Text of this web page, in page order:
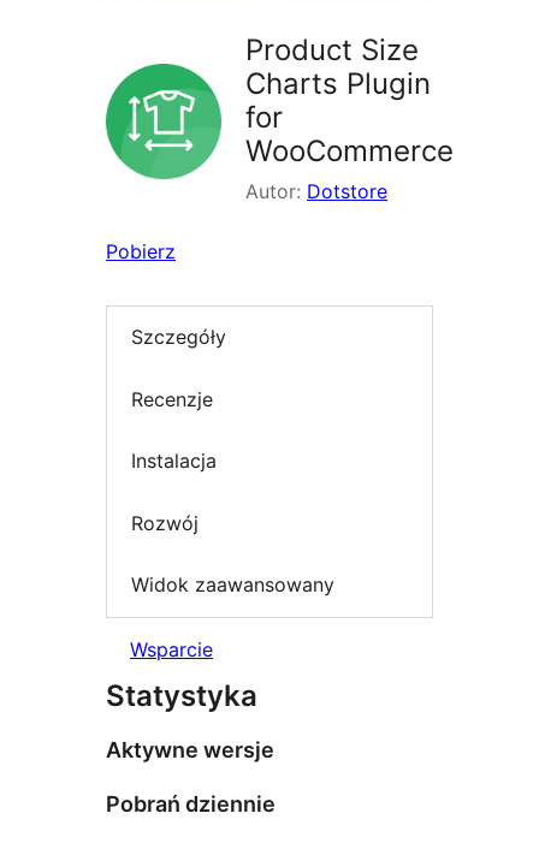
Product Size
Charts Plugin
for
WooCommerce
Autor: Dotstore
Pobierz
Szczegóły
Recenzje
Instalacja
Rozwój
Widok zaawansowany
Wsparcie
Statystyka
Aktywne wersje
Pobrań dziennie